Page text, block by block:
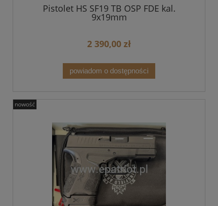
Pistolet HS SF19 TB OSP FDE kal.
9x19mm
2 390,00 zł
powiadom o dostępności
nowość